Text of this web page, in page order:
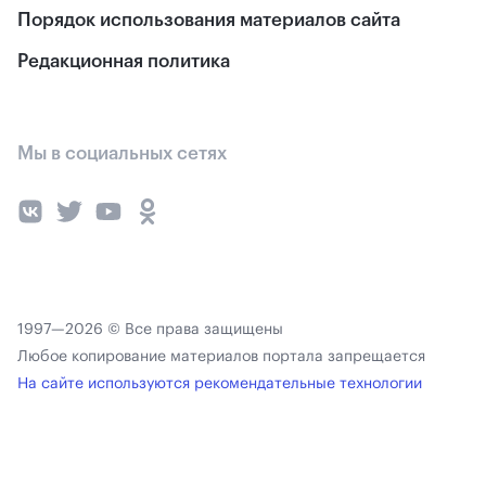
Порядок использования материалов сайта
Редакционная политика
Мы в социальных сетях
1997—2026 © Все права защищены
Любое копирование материалов портала запрещается
На сайте используются рекомендательные технологии